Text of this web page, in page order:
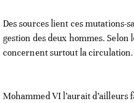
Des sources lient ces mutations-
gestion des deux hommes.
concernent surtout la circulation.
Mohammed VI l’aurait